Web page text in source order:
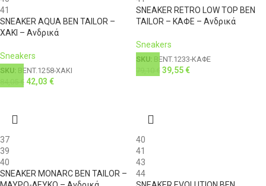
41
SNEAKER AQUA BEN TAILOR –
ΧΑΚΙ – Ανδρικά
Sneakers
SKU: BENT.1258-ΧΑΚΙ
€ 42,03 €
SNEAKER RETRO LOW TOP BEN
TAILOR – ΚΑΦΕ – Ανδρικά
Sneakers
SKU: BENT.1233-ΚΑΦΕ
€ 39,55€
37
39
40
SNEAKER MONARC BEN TAILOR –
40
41
43
44